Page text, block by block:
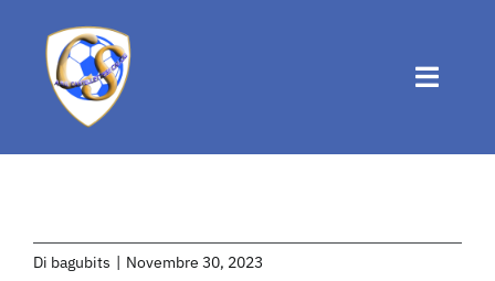
contenuto
Toggle
Chi siamo
Di bagubits | Novembre 30, 2023